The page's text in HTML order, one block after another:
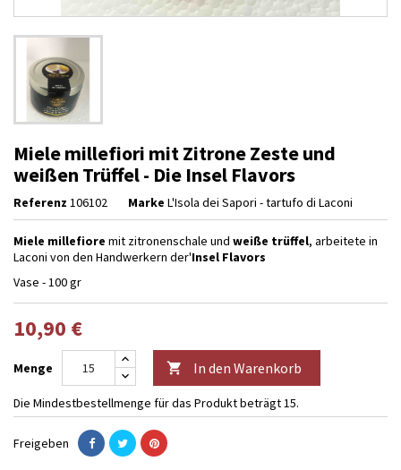
Miele millefiori mit Zitrone Zeste und
weißen Trüffel - Die Insel Flavors
Referenz 106102 Marke L'Isola dei Sapori - tartufo di Laconi
Miele millefiore mit zitronenschale und weiße trüffel, arbeitete in
Laconi von den Handwerkern der'Insel Flavors
Vase - 100 gr
10,90 €
Menge  In den Warenkorb
Die Mindestbestellmenge für das Produkt beträgt 15.
Freigeben